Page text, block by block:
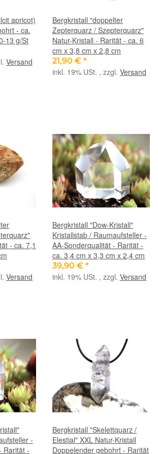
apricot)
- ca.
13 g/St
Versand
Bergkristall "doppelter
Zepterquarz / Szepterquarz"
Natur-Kristall - Rarität - ca. 6
cm x 3,8 cm x 2,8 cm
21,90 € *
inkl. 19% USt. , zzgl. Versand
- ca. 7,1
Versand
Bergkristall "Dow-Kristall"
Kristallstab / Raumaufsteller -
AA-Sonderqualität - Rarität -
ca. 3,4 cm x 3,3 cm x 2,4 cm
39,90 € *
inkl. 19% USt. , zzgl. Versand
-
Rarität -
Bergkristall "Skelettquarz /
Elestial" XXL Natur-Kristall
Doppelender gebohrt - Rarität